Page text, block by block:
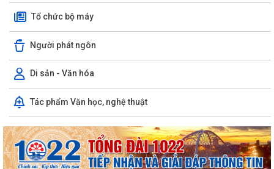
Tổ chức bộ máy
Người phát ngôn
Di sản - Văn hóa
Tác phẩm Văn học, nghệ thuật